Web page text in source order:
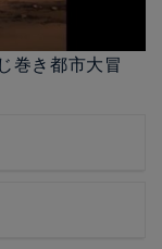
巻き都市大冒